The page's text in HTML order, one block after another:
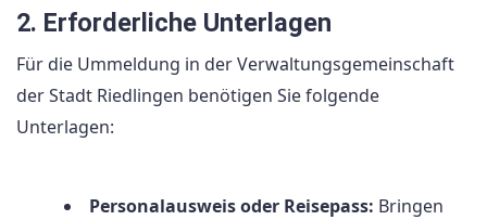
2. Erforderliche Unterlagen
Für die Ummeldung in der Verwaltungsgemeinschaft
der Stadt Riedlingen benötigen Sie folgende
Unterlagen:
Personalausweis oder Reisepass: Bringen